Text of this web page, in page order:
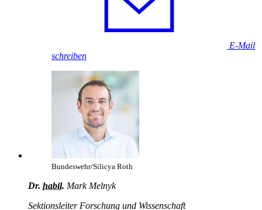
E-Mail
schreiben
Bundeswehr/Silicya Roth
Dr. habil. Mark Melnyk
Sektionsleiter Forschung und Wissenschaft